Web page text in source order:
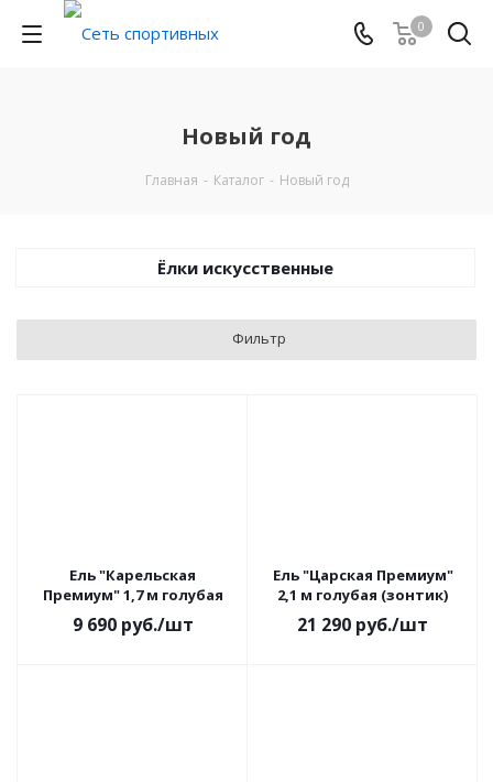
0
Новый год
Главная - Каталог - Новый год
Ёлки искусственные
Фильтр
Ель "Карельская
Премиум" 1,7 м голубая
9 690руб./шт
Ель "Царская Премиум"
2,1 м голубая (зонтик)
21 290 руб./шт